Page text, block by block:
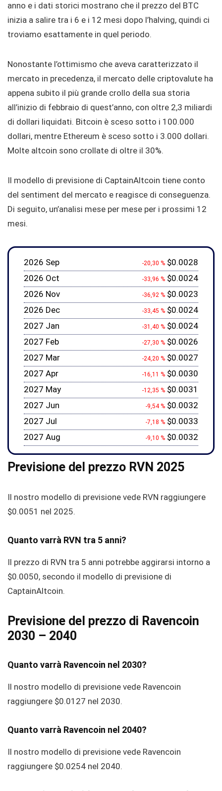
anno e i dati storici mostrano che il prezzo del BTC
inizia a salire tra i 6 e i 12 mesi dopo l’halving, quindi ci
troviamo esattamente in quel periodo.
Nonostante l’ottimismo che aveva caratterizzato il
mercato in precedenza, il mercato delle criptovalute ha
appena subito il più grande crollo della sua storia
all’inizio di febbraio di quest’anno, con oltre 2,3 miliardi
di dollari liquidati. Bitcoin è sceso sotto i 100.000
dollari, mentre Ethereum è sceso sotto i 3.000 dollari.
Molte altcoin sono crollate di oltre il 30%.
Il modello di previsione di CaptainAltcoin tiene conto
del sentiment del mercato e reagisce di conseguenza.
Di seguito, un’analisi mese per mese per i prossimi 12
mesi.
2026 Sep -20,30 % $0.0028
2026 Oct
-33,96 % $0.0024
2026 Nov
-36,92 % $0.0023
2026 Dec
-33,45 % $0.0024
2027 Jan
-31,40 % $0.0024
2027 Feb
-27,30 % $0.0026
2027 Mar
-24,20 % $0.0027
2027 Apr
-16,11 % $0.0030
2027 May
-12,35 % $0.0031
2027 Jun
-9,54 % $0.0032
2027 Jul
-7,18 % $0.0033
2027 Aug
-9,10 % $0.0032
Previsione del prezzo RVN 2025
Il nostro modello di previsione vede RVN raggiungere
$0.0051 nel 2025.
Quanto varrà RVN tra 5 anni?
Il prezzo di RVN tra 5 anni potrebbe aggirarsi intorno a
$0.0050, secondo il modello di previsione di
CaptainAltcoin.
Previsione del prezzo di Ravencoin
2030 – 2040
Quanto varrà Ravencoin nel 2030?
Il nostro modello di previsione vede Ravencoin
raggiungere $0.0127 nel 2030.
Quanto varrà Ravencoin nel 2040?
Il nostro modello di previsione vede Ravencoin
raggiungere $0.0254 nel 2040.